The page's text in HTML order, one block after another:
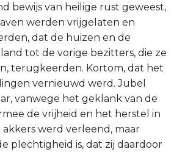
bewijs van heilige rust geweest,
werden vrijgelaten en
dat de huizen en de
tot de vorige bezitters, die ze
terugkeerden. Kortom, dat het
vernieuwd werd. Jubel
vanwege het geklank van de
de vrijheid en het herstel in
akkers werd verleend, maar
plechtigheid is, dat zij daardoor